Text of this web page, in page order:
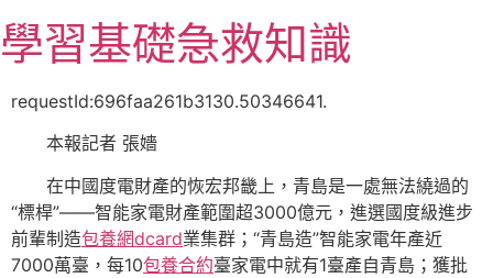
至
主
學習基礎急救知識
requestId:696faa261b3130.50346641.
本報記者 張嬙
在中國度電財產的恢宏邦畿上，青島是一處無法繞過的
“標桿”——智能家電財產範圍超3000億元，進選國度級進步
前輩制造包養網dcard業集群；“青島造”智能家電年產近
7000萬臺，每10包養合約臺家電中就有1臺產自青島；獲批